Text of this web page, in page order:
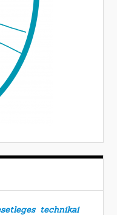
technikai